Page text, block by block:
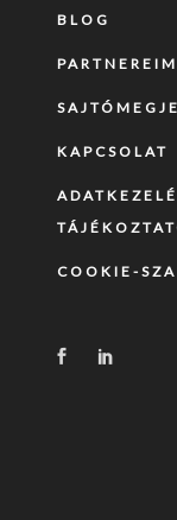
BLOG
PARTNEREIM
KAPCSOLAT
COOKIE-